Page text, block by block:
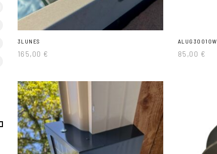
3LUNES
165,00 €
ALUG30010W
85,00 €